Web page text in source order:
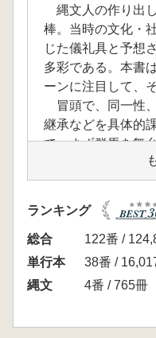
縄文人の作り出
棒。当時の文化・
じた儀礼具と予想
多彩である。本書
ーンに注目して、
冒頭で、同一性
継承などを具体的
て、まず群馬を舞
実態が検討される
住居への敷設など
過程でこれらを儀
用とみるかという
穴住居での出土状
ーン、出土位置・
棒祭祀の変質や象
ランキング
総合
122番 /
単行本
38番 /
縄文
4番 / 765冊